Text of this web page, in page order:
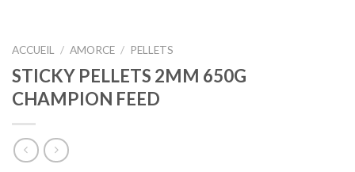
ACCUEIL / AMORCE / PELLETS
STICKY PELLETS 2MM 650G
CHAMPION FEED